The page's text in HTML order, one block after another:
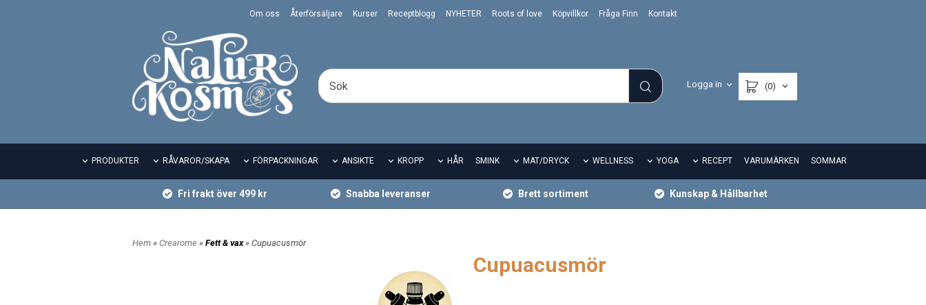
Om oss Återförsäljare Kurser Receptblogg NYHETER Roots of love Köpvillkor Fråga Finn Kontakt
Logga in (0)
PRODUKTER RÅVAROR/SKAPA FÖRPACKNINGAR ANSIKTE KROPP HÅR SMINK MAT/DRYCK WELLNESS YOGA RECEPT VARUMÄRKEN SOMMAR
Fri frakt över 499 kr Snabba leveranser Brett sortiment Kunskap & Hållbarhet
Hem » Crearome » Fett & vax» Cupuacusmör
Cupuacusmör